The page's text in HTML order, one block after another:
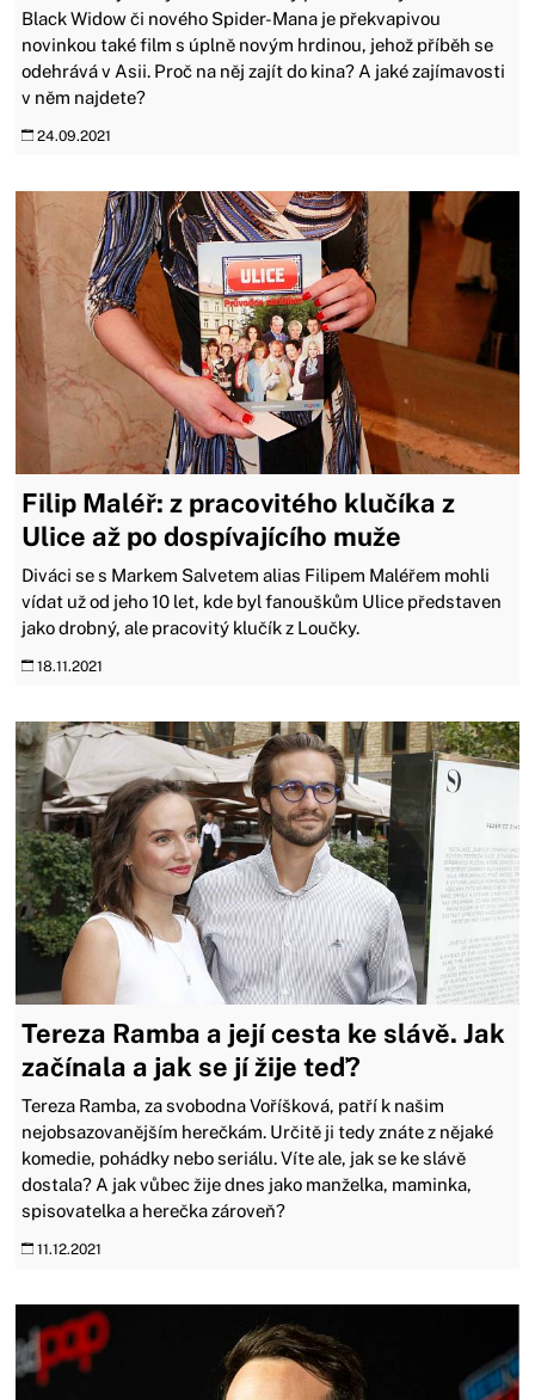
Black Widow či nového Spider-Mana je překvapivou
novinkou také film s úplně novým hrdinou, jehož příběh se
odehrává v Asii. Proč na něj zajít do kina? A jaké zajímavosti
v něm najdete?
24.09.2021
Filip Maléř: z pracovitého klučíka z
Ulice až po dospívajícího muže
Diváci se s Markem Salvetem alias Filipem Maléřem mohli
vídat už od jeho 10 let, kde byl fanouškům Ulice představen
jako drobný, ale pracovitý klučík z Loučky.
18.11.2021
Tereza Ramba a její cesta ke slávě. Jak
začínala a jak se jí žije teď?
Tereza Ramba, za svobodna Voříšková, patří k našim
nejobsazovanějším herečkám. Určitě ji tedy znáte z nějaké
komedie, pohádky nebo seriálu. Víte ale, jak se ke slávě
dostala? A jak vůbec žije dnes jako manželka, maminka,
spisovatelka a herečka zároveň?
11.12.2021